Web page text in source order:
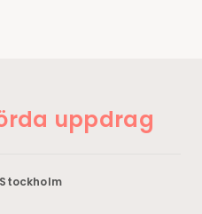
uppdrag